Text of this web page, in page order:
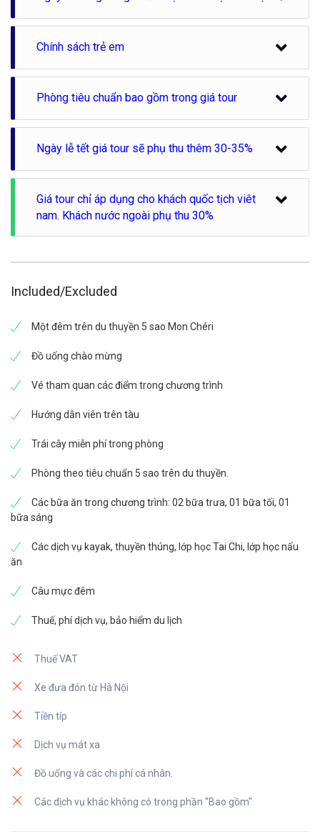
thuyền MonCheri.
7h30: Tàu ghé thăm khu vực hang Sáng Tối, khu vực
nhiên hoang sơ, hữu tình, biển xanh. Quý khách sẽ
bản địa chèo thuyền) để hòa mình với thiên nhiên, tránh
xa những ồn ào nơi cuộc sống đô thị để tâm hồn được
9:30: Quý khách quay trở về thuyền và check out trả
phòng. Sau đó lên ăn trưa trong nhà hàng, thanh toán
các chi phí phát sinh tại quầy lễ tân (nếu có) trong lúc du
Chính sách trẻ em
Phòng tiêu chuẩn bao gồm trong giá tour
Phòng hướng biển có ban công
Phòng giường đôi/2 giường đơn
Tầng 1
**Tiện nghi tại chỗ
Truy Cập Internet, Phòng Không Hút Thuốc, Điều Hòa
Điện Thoại, Tủ Lạnh, Nước đóng Chai, Khu Vực Chỗ Ngồi,
Phòng Tắm, Máy Sấy Tóc, Vòi Hoa Se,n Áo Choàng Tắm
Ngày lễ tết giá tour sẽ phụ thu thêm 30-35%
giá tour quý vị đặt trên booking. Trân trọng
Giá tour chỉ áp dụng cho khách quốc tịch viêt
nam. Khách nước ngoài phụ thu 30%
Included/Excluded
Một đêm trên du thuyền 5 sao Mon Chéri
Đồ uống chào mừng
Vé tham quan các điểm trong chương trình
Hướng dẫn viên trên tàu
Trái cây miễn phí trong phòng
Phòng theo tiêu chuẩn 5 sao trên du thuyền.
Các bữa ăn trong chương trình: 02 bữa trưa, 01 bữa tối, 01
bữa sáng
Các dịch vụ kayak, thuyền thúng, lớp học Tai Chi, lớp học nấu
ăn
Câu mực đêm
Thuế, phí dịch vụ, bảo hiểm du lịch
Thuế VAT
Xe đưa đón từ Hà Nội
Tiền típ
Dịch vụ mát xa
Đồ uống và các chi phí cá nhân.
Các dịch vụ khác không có trong phần “Bao gồm"